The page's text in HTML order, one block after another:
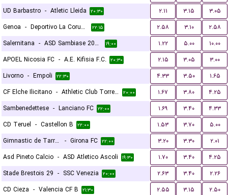
UD Barbastro - Atletic Lleida ۲۰:۳۰ ۲.۱۱ ۳.۱۵
۳.۰۵
Genoa - Deportivo La Coruna ۲۲:۱۵ ۲.۵۸ ۳.۱۰
۲.۵۸
Salernitana - ASD Sambiase 2023 ۱۹:۰۰ ۱.۲۲ ۵.۰۰
۱۰.۰۰
APOEL Nicosia FC - A.E. Kifisia F.C. ۲۰:۳۰ ۲.۱۵ ۳.۰۵
۳.۰۰
Livorno - Empoli ۲۲:۳۰ ۴.۳۳ ۳.۵۰
۱.۶۵
CF Elche Ilicitano - Athletic Club Torrellano ۲۰:۰۰ ۱.۶۷ ۳.۸۰
۴.۲۵
Sambenedettese - Lanciano FC ۲۲:۰۰ ۱.۶۹ ۳.۴۰
۴.۳۳
CD Teruel - Castellon B ۲۲:۰۰ ۱.۵۳ ۳.۷۰
۵.۰۰
Gimnastic de Tarragona
- Girona FC ۲۲:۰۰ ۳.۲۰ ۳.۳۰
۲.۰۱
Asd Pineto Calcio - ASD Atletico Ascoli ۱۹:۳۰ ۱.۷۰ ۳.۴۰
۴.۲۵
Stade Brestois 29 - SSC Venezia ۲۰:۰۰ ۲.۶۳ ۳.۴۰
۲.۲۶
CD Cieza - Valencia CF B ۲۱:۳۰ ۲.۵۵ ۳.۱۵
۲.۵۰